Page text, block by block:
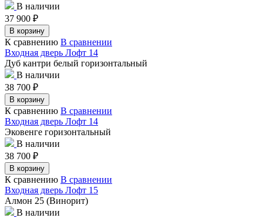
В наличии
37 900 ₽
В корзину
К сравнению В сравнении
Входная дверь Лофт 14
Дуб кантри белый горизонтальный
В наличии
38 700 ₽
В корзину
К сравнению В сравнении
Входная дверь Лофт 14
Эковенге горизонтальный
В наличии
38 700 ₽
В корзину
К сравнению В сравнении
Входная дверь Лофт 15
Алмон 25 (Винорит)
В наличии